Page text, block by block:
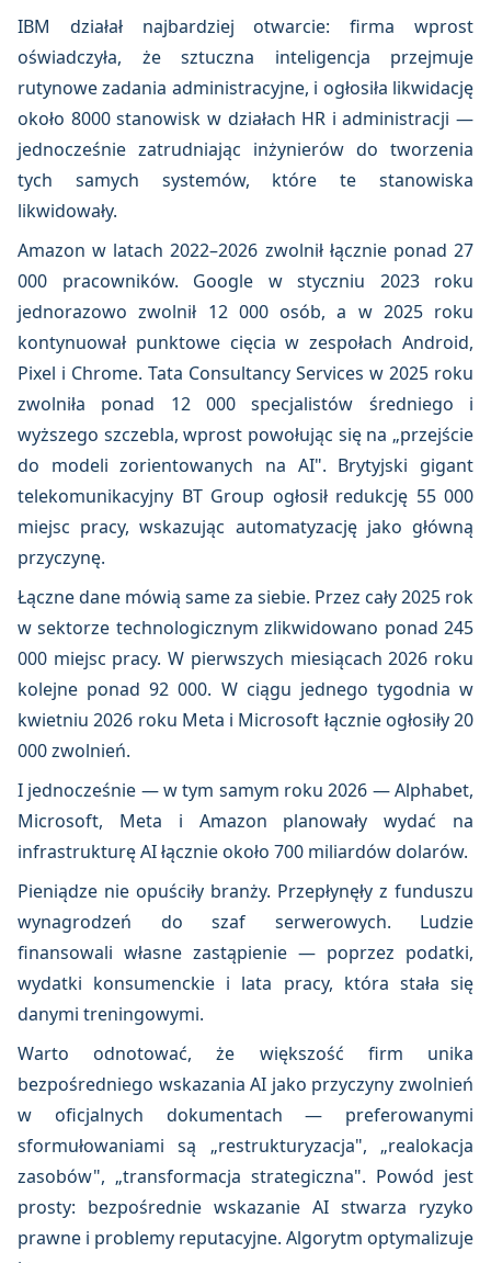
IBM działał najbardziej otwarcie: firma wprost
oświadczyła, że sztuczna inteligencja przejmuje
rutynowe zadania administracyjne, i ogłosiła likwidację
około 8000 stanowisk w działach HR i administracji —
jednocześnie zatrudniając inżynierów do tworzenia
tych samych systemów, które te stanowiska
likwidowały.
Amazon w latach 2022–2026 zwolnił łącznie ponad 27
000 pracowników. Google w styczniu 2023 roku
jednorazowo zwolnił 12 000 osób, a w 2025 roku
kontynuował punktowe cięcia w zespołach Android,
Pixel i Chrome. Tata Consultancy Services w 2025 roku
zwolniła ponad 12 000 specjalistów średniego i
wyższego szczebla, wprost powołując się na „przejście
do modeli zorientowanych na AI". Brytyjski gigant
telekomunikacyjny BT Group ogłosił redukcję 55 000
miejsc pracy, wskazując automatyzację jako główną
przyczynę.
Łączne dane mówią same za siebie. Przez cały 2025 rok
w sektorze technologicznym zlikwidowano ponad 245
000 miejsc pracy. W pierwszych miesiącach 2026 roku
kolejne ponad 92 000. W ciągu jednego tygodnia w
kwietniu 2026 roku Meta i Microsoft łącznie ogłosiły 20
000 zwolnień.
I jednocześnie — w tym samym roku 2026 — Alphabet,
Microsoft, Meta i Amazon planowały wydać na
infrastrukturę AI łącznie około 700 miliardów dolarów.
Pieniądze nie opuściły branży. Przepłynęły z funduszu
wynagrodzeń do szaf serwerowych. Ludzie
finansowali własne zastąpienie — poprzez podatki,
wydatki konsumenckie i lata pracy, która stała się
danymi treningowymi.
Warto odnotować, że większość firm unika
bezpośredniego wskazania AI jako przyczyny zwolnień
w oficjalnych dokumentach — preferowanymi
sformułowaniami są „restrukturyzacja", „realokacja
zasobów", „transformacja strategiczna". Powód jest
prosty: bezpośrednie wskazanie AI stwarza ryzyko
prawne i problemy reputacyjne. Algorytm optymalizuje